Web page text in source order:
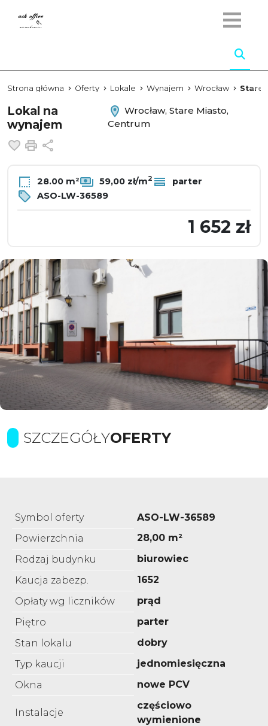
Strona główna Oferty Lokale Wynajem Wrocław Stare
Lokal na
wynajem
Wrocław, Stare Miasto,
Centrum
Dodaj do ulubionych
Drukuj
28.00 m² 59,00 zł/m2
parter
ASO-LW-36589
1 652 zł
SZCZEGÓŁYOFERTY
Symbol oferty
ASO-LW-36589
Powierzchnia
28,00 m²
Rodzaj budynku
biurowiec
Kaucja zabezp.
1652
Opłaty wg liczników
prąd
Piętro
parter
Stan lokalu
dobry
Typ kaucji
jednomiesięczna
Okna
nowe PCV
Instalacje
częściowo
wymienione